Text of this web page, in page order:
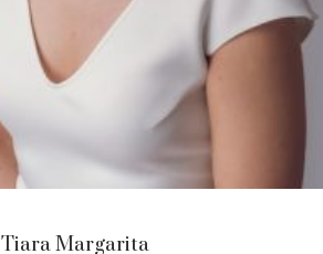
Tiara Margarita